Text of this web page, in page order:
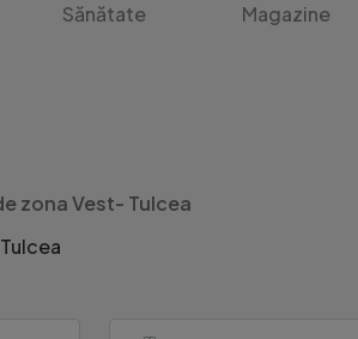
Sănătate Magazine
zona Vest- Tulcea